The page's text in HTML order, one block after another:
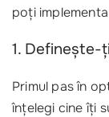
poți
1. Definește-
Primul pas în
înțelegi cine îți